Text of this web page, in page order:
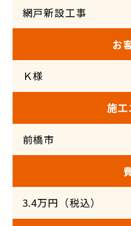
網戸新設工事
お
Ｋ様
施
前橋市
3.4万円（税込）